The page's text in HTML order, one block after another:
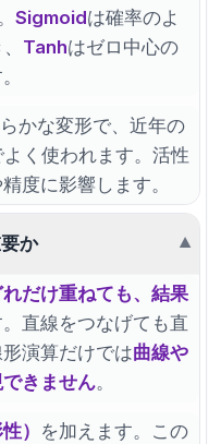
Sigmoidは確率のよ
Tanhはゼロ中心の
かな変形で、近年の
く使われます。活性
度に影響します。
か ▼
だけ重ねても、結果
直線をつなげても直
演算だけでは曲線や
きません。
）
を加えます。この